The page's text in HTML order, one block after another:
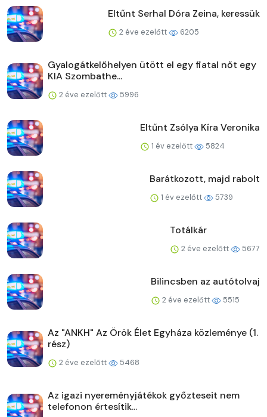
Eltűnt Serhal Dóra Zeina, keressük
2 éve ezelőtt 6205
Gyalogátkelőhelyen ütött el egy fiatal nőt egy
KIA Szombathe...
2 éve ezelőtt 5996
Eltűnt Zsólya Kíra Veronika
1 év ezelőtt 5824
Barátkozott, majd rabolt
1 év ezelőtt 5739
Totálkár
2 éve ezelőtt 5677
Bilincsben az autótolvaj
2 éve ezelőtt 5515
Az "ANKH" Az Örök Élet Egyháza közleménye (1.
rész)
2 éve ezelőtt 5468
Az igazi nyereményjátékok győzteseit nem
telefonon értesítik...